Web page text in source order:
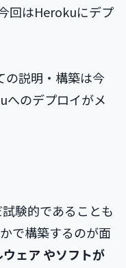
回はHerokuにデプ
の説明・構築は今
へのデプロイがメ
験的であることも
で構築するのが面
ェア やソフトが